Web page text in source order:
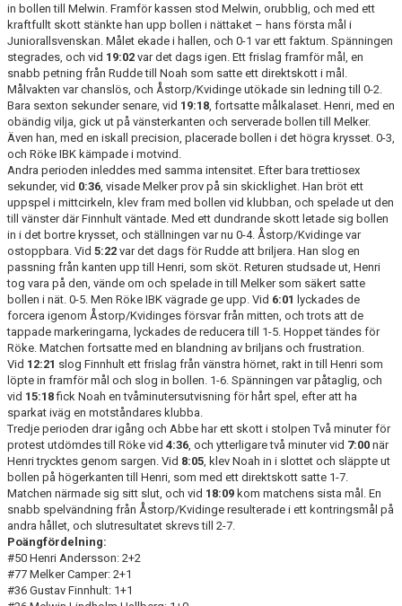
in bollen till Melwin. Framför kassen stod Melwin, orubblig, och med ett
kraftfullt skott stänkte han upp bollen i nättaket – hans första mål i
Juniorallsvenskan. Målet ekade i hallen, och 0-1 var ett faktum. Spänningen
stegrades, och vid 19:02 var det dags igen. Ett frislag framför mål, en
snabb petning från Rudde till Noah som satte ett direktskott i mål.
Målvakten var chanslös, och Åstorp/Kvidinge utökade sin ledning till 0-2.
Bara sexton sekunder senare, vid 19:18, fortsatte målkalaset. Henri, med en
obändig vilja, gick ut på vänsterkanten och serverade bollen till Melker.
Även han, med en iskall precision, placerade bollen i det högra krysset. 0-3,
och Röke IBK kämpade i motvind.
Andra perioden inleddes med samma intensitet. Efter bara trettiosex
sekunder, vid 0:36, visade Melker prov på sin skicklighet. Han bröt ett
uppspel i mittcirkeln, klev fram med bollen vid klubban, och spelade ut den
till vänster där Finnhult väntade. Med ett dundrande skott letade sig bollen
in i det bortre krysset, och ställningen var nu 0-4. Åstorp/Kvidinge var
ostoppbara. Vid 5:22 var det dags för Rudde att briljera. Han slog en
passning från kanten upp till Henri, som sköt. Returen studsade ut, Henri
tog vara på den, vände om och spelade in till Melker som säkert satte
bollen i nät. 0-5. Men Röke IBK vägrade ge upp. Vid 6:01 lyckades de
forcera igenom Åstorp/Kvidinges försvar från mitten, och trots att de
tappade markeringarna, lyckades de reducera till 1-5. Hoppet tändes för
Röke. Matchen fortsatte med en blandning av briljans och frustration.
Vid 12:21 slog Finnhult ett frislag från vänstra hörnet, rakt in till Henri som
löpte in framför mål och slog in bollen. 1-6. Spänningen var påtaglig, och
vid 15:18fick Noah en tvåminutersutvisning för hårt spel, efter att ha
sparkat iväg en motståndares klubba.
Tredje perioden drar igång och Abbe har ett skott i stolpen Två minuter för
protest utdömdes till Röke vid 4:36, och ytterligare två minuter vid 7:00 när
Henri trycktes genom sargen. Vid 8:05, klev Noah in i slottet och släppte ut
bollen på högerkanten till Henri, som med ett direktskott satte 1-7.
Matchen närmade sig sitt slut, och vid 18:09 kom matchens sista mål. En
snabb spelvändning från Åstorp/Kvidinge resulterade i ett kontringsmål på
andra hållet, och slutresultatet skrevs till 2-7.
Poängfördelning:
#50 Henri Andersson: 2+2
#77 Melker Camper: 2+1
#36 Gustav Finnhult: 1+1